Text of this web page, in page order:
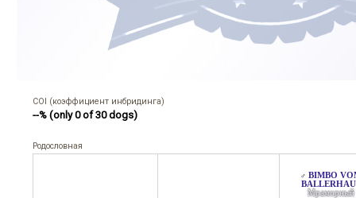
COI (коэффициент инбридинга)
--% (only 0 of 30 dogs)
Родословная
♂ BIMBO
Мраморный